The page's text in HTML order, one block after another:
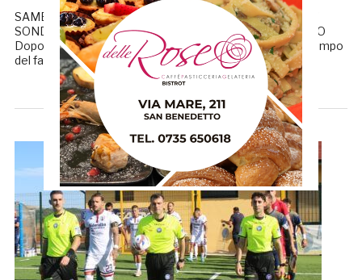
SAMB, IN BILICO LA POSIZIONE DI ALESSANDRINI. GIA’
SONDATA LA DISPONIBILITA’ DI LAURO PER IL RITORNO
Dopo il deludente pareggio a reti bianche ottenuto sul campo
del fanalino Matese e con il futuro della panchina […]